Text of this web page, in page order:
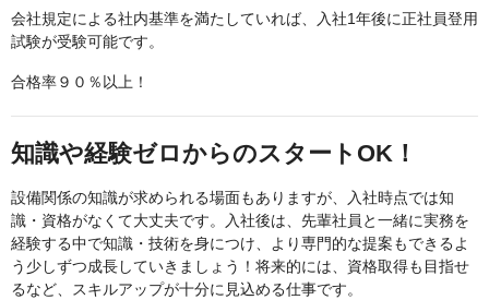
会社規定による社内基準を満たしていれば、入社1年後に正社員登用
試験が受験可能です。
合格率９０％以上！
知識や経験ゼロからのスタートOK！
設備関係の知識が求められる場面もありますが、入社時点では知
識・資格がなくて大丈夫です。入社後は、先輩社員と一緒に実務を
経験する中で知識・技術を身につけ、より専門的な提案もできるよ
う少しずつ成長していきましょう！将来的には、資格取得も目指せ
るなど、スキルアップが十分に見込める仕事です。